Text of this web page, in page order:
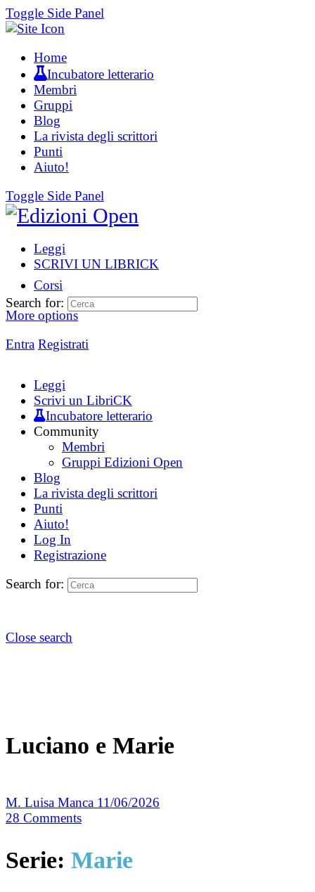
Toggle Side Panel
Home
Incubatore letterario
Membri
Gruppi
Blog
La rivista degli scrittori
Punti
Aiuto!
Toggle Side Panel
Leggi
SCRIVI UN LIBRICK
Corsi
More options
Entra Registrati
Search for:
Leggi
Scrivi un LibriCK
Incubatore letterario
Community
Membri
Gruppi Edizioni Open
Blog
La rivista degli scrittori
Punti
Aiuto!
Log In
Registrazione
Search for:
Close search
Luciano e Marie
M. Luisa Manca 11/06/2026
28 Comments
Serie: Marie